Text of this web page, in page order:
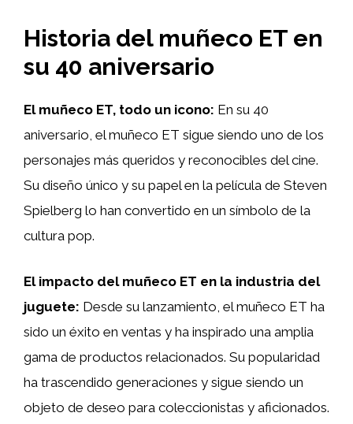
Historia del muñeco ET en
su 40 aniversario
El muñeco ET, todo un icono: En su 40
aniversario, el muñeco ET sigue siendo uno de los
personajes más queridos y reconocibles del cine.
Su diseño único y su papel en la película de Steven
Spielberg lo han convertido en un símbolo de la
cultura pop.
El impacto del muñeco ET en la industria del
juguete: Desde su lanzamiento, el muñeco ET ha
sido un éxito en ventas y ha inspirado una amplia
gama de productos relacionados. Su popularidad
ha trascendido generaciones y sigue siendo un
objeto de deseo para coleccionistas y aficionados.